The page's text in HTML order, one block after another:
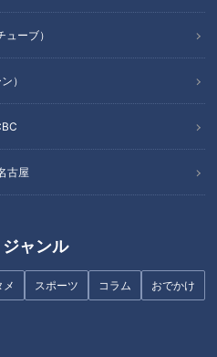
ーブ）
）
古屋
ジャンル
メ スポーツ コラム おでかけ
峰パティシエがお助け！
「ゴールする喜びを、全細胞で
感じることができた！」ながつ